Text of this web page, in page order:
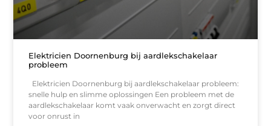
Elektricien Doornenburg bij aardlekschakelaar
probleem
Elektricien Doornenburg bij aardlekschakelaar probleem:
snelle hulp en slimme oplossingen Een probleem met de
aardlekschakelaar komt vaak onverwacht en zorgt direct
voor onrust in